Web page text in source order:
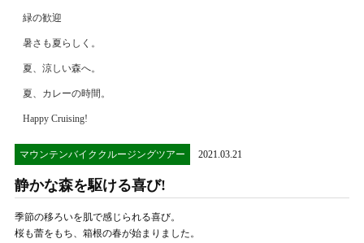
緑の歓迎
暑さも夏らしく。
夏、涼しい森へ。
夏、カレーの時間。
Happy Cruising!
マウンテンバイククルージングツアー 2021.03.21
静かな森を駆ける喜び!
季節の移ろいを肌で感じられる喜び。
桜も蕾をもち、箱根の春が始まりました。